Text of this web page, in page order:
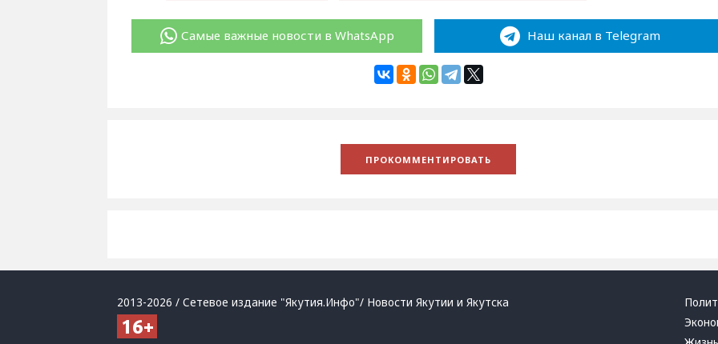
Самые важные новости в WhatsApp Наш канал в Telegram
2013-2026 / Сетевое издание "Якутия.Инфо"/ Новости Якутии и Якутска